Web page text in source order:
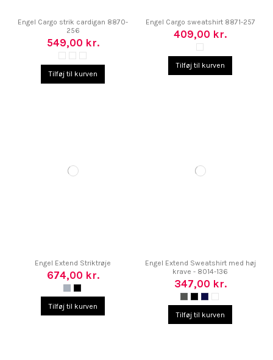
Engel Cargo strik cardigan 8870-
256
549,00 kr.
Tilføj til kurven
Engel Cargo sweatshirt 8871-257
409,00 kr.
Tilføj til kurven
Engel Extend Striktrøje
674,00 kr.
Tilføj til kurven
Engel Extend Sweatshirt med høj
krave - 8014-136
347,00 kr.
Tilføj til kurven